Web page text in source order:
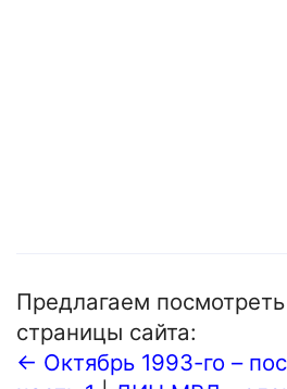
Предлагаем
страницы сайта:
← Октябрь 1993-го –